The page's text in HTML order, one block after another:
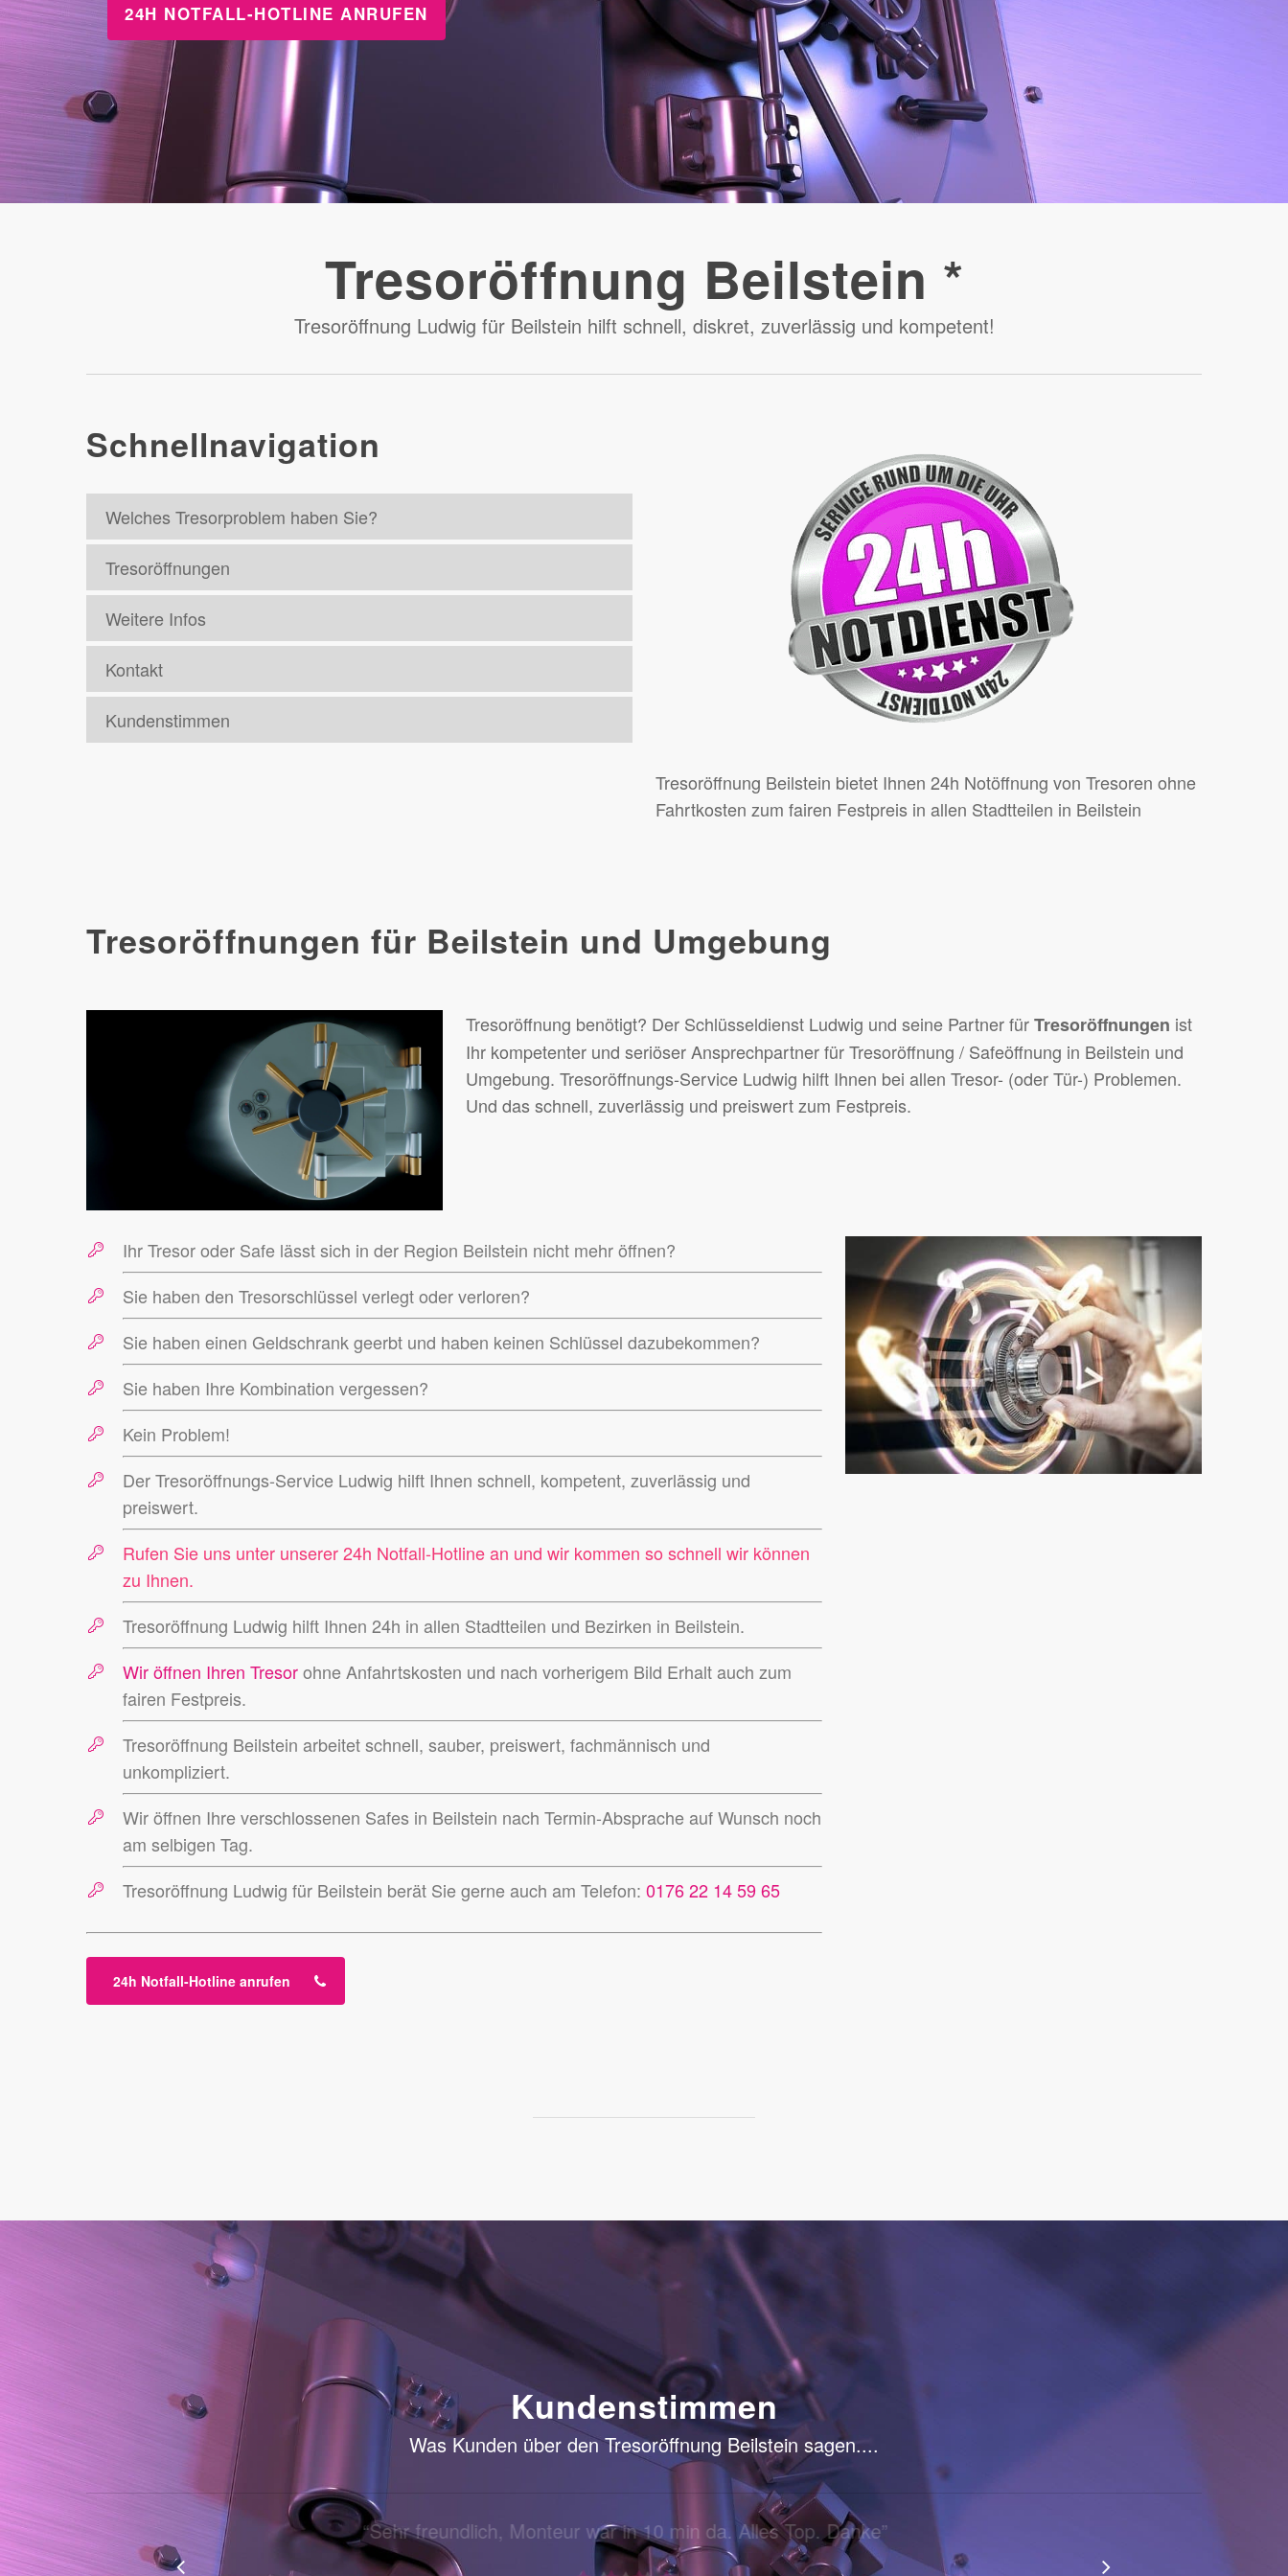
Tresoröffnung Beilstein *
Tresoröffnung Ludwig für Beilstein hilft schnell, diskret, zuverlässig und kompetent!
Schnellnavigation
Welches Tresorproblem haben Sie?
Tresoröffnungen
Weitere Infos
Kontakt
Kundenstimmen
Tresoröffnung Beilstein bietet Ihnen 24h Notöffnung von Tresoren ohne
Fahrtkosten zum fairen Festpreis in allen Stadtteilen in Beilstein
Tresoröffnungen für Beilstein und Umgebung
Tresoröffnung benötigt? Der Schlüsseldienst Ludwig und seine Partner fürTresoröffnungen ist
Ihr kompetenter und seriöser Ansprechpartner für Tresoröffnung / Safeöffnung in Beilstein und
Umgebung. Tresoröffnungs-Service Ludwig hilft Ihnen bei allen Tresor- (oder Tür-) Problemen.
Und das schnell, zuverlässig und preiswert zum Festpreis.
Ihr Tresor oder Safe lässt sich in der Region Beilstein nicht mehr öffnen?
Sie haben den Tresorschlüssel verlegt oder verloren?
Sie haben einen Geldschrank geerbt und haben keinen Schlüssel dazubekommen?
Sie haben Ihre Kombination vergessen?
Kein Problem!
Der Tresoröffnungs-Service Ludwig hilft Ihnen schnell, kompetent, zuverlässig und
preiswert.
Rufen Sie uns unter unserer 24h Notfall-Hotline an und wir kommen so schnell wir können
zu Ihnen.
Tresoröffnung Ludwig hilft Ihnen 24h in allen Stadtteilen und Bezirken in Beilstein.
Wir öffnen Ihren Tresor ohne Anfahrtskosten und nach vorherigem Bild Erhalt auch zum
fairen Festpreis.
Tresoröffnung Beilstein arbeitet schnell, sauber, preiswert, fachmännisch und
unkompliziert.
Wir öffnen Ihre verschlossenen Safes in Beilstein nach Termin-Absprache auf Wunsch noch
am selbigen Tag.
Tresoröffnung Ludwig für Beilstein berät Sie gerne auch am Telefon: 0176 22 14 59 65
24h Notfall-Hotline anrufen
Kundenstimmen
Was Kunden über den Tresoröffnung Beilstein sagen....
“Sehr freundlich, Monteur war in 10 min da. Alles Top. Danke